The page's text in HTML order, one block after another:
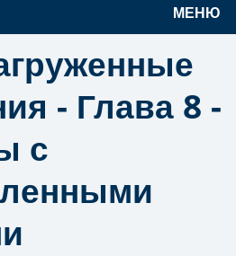
МЕНЮ
- Глава 8 -
с